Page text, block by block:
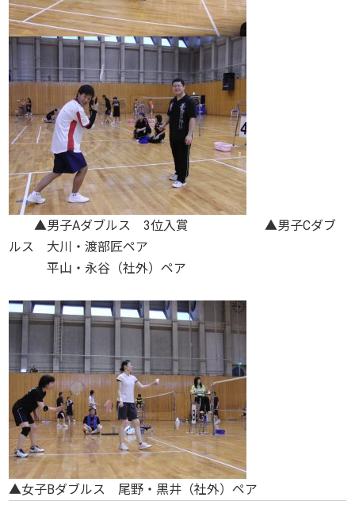
▲男子Aダブルス 3位入賞 ▲男子Cダブ
ルス 大川・渡部匠ペア
平山・永谷（社外）ペア
▲女子Bダブルス 尾野・黒井（社外）ペア